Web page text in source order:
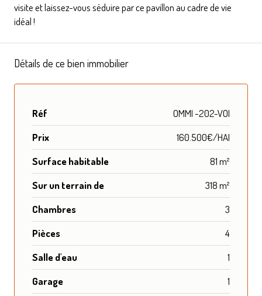
visite et laissez-vous séduire par ce pavillon au cadre de vie
idéal !
Détails de ce bien immobilier
Réf
OMMI -202-VOI
Prix
160.500€/HAI
Surface habitable
81 m²
Sur un terrain de
318 m²
Chambres
3
Pièces
4
Salle d'eau
1
Garage
1